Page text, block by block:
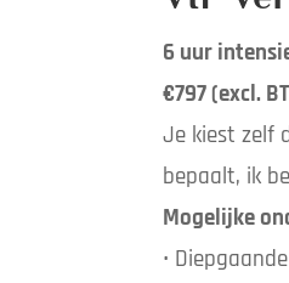
6 uur
€797 (excl.
Je kiest zelf
bepaalt, ik
Mogelijke
•